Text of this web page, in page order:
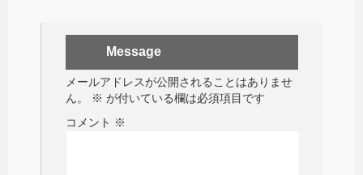
Message
メールアドレスが公開されることはありませ
ん。
※ が付いている欄は必須項目です
コメント ※